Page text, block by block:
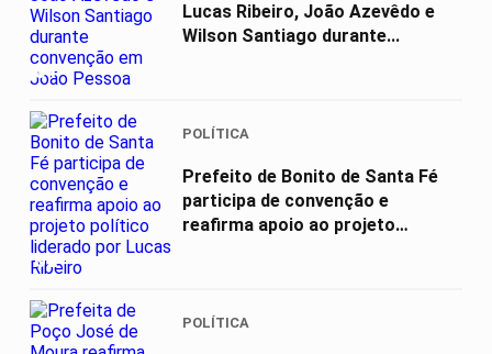
01
Lucas Ribeiro, João Azevêdo e
Wilson Santiago durante...
02
POLÍTICA
Prefeito de Bonito de Santa Fé
participa de convenção e
reafirma apoio ao projeto
POLÍTICA